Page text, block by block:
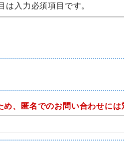
入力必須項目です。
め、匿名でのお問い合わせには